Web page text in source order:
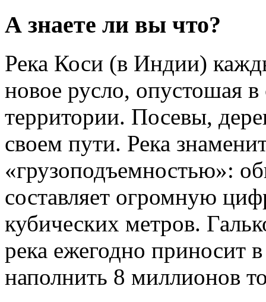
А знаете ли вы что?
Река Коси (в Индии)
новое русло, опустошая
территории. Посевы,
своем пути. Река
«грузоподъемностью»:
составляет огромную
кубических метров.
река ежегодно приносит
наполнить 8 миллионов